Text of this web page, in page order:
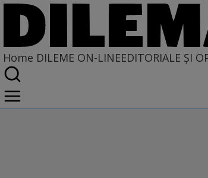
Home DILEME ON-LINEEDITORIALE ȘI